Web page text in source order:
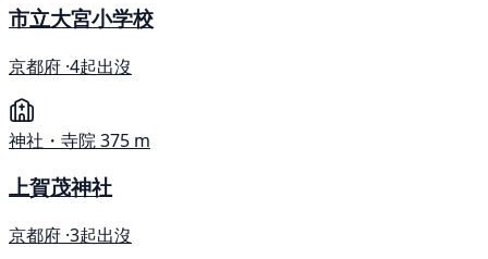
市立大宮小学校
京都府 ·4起出沒
神社・寺院375 m
上賀茂神社
京都府 ·3起出沒